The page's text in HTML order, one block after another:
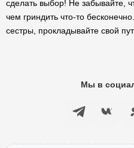
сделать выбор! Не забывайте,
чем гриндить что-то
сестры, прокладывайте свой
Мы в